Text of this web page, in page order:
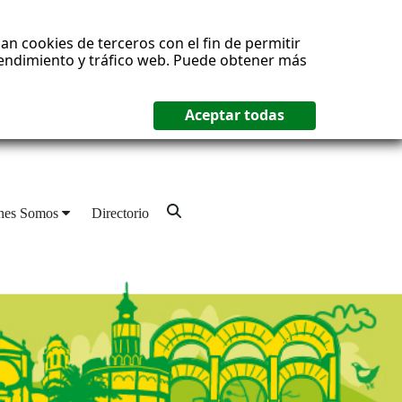
cookies de terceros con el fin de permitir
y tráfico web. Puede obtener más
Somos Directorio